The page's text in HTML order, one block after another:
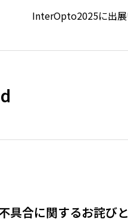
InterOpto2025に出
具合に関するお詫び